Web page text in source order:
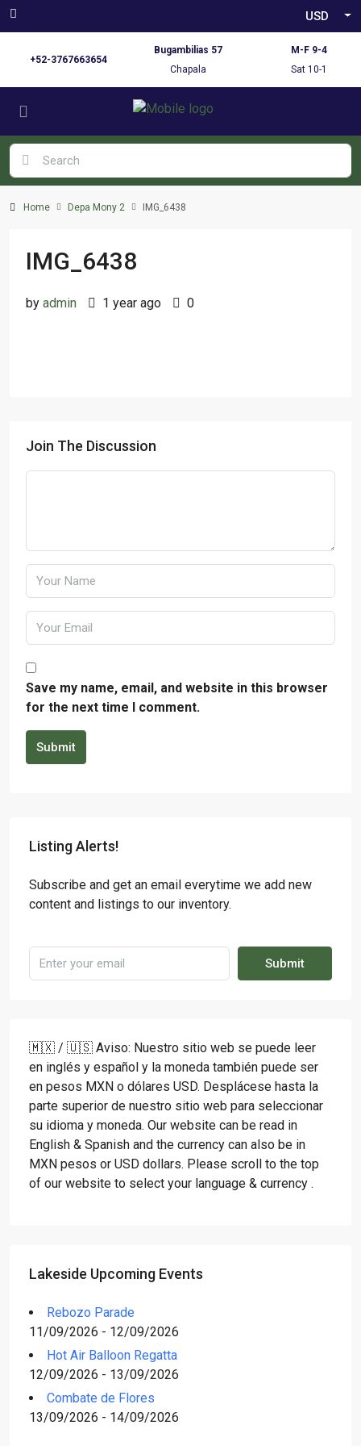
USD
+52-3767663654
Bugambilias 57
Chapala
M-F 9-4
Sat 10-1
Home Depa Mony 2 IMG_6438
IMG_6438
by admin 1 year ago 0
Join The Discussion
Save my name, email, and website in this browser
for the next time I comment.
Submit
Listing Alerts!
Subscribe and get an email everytime we add new
content and listings to our inventory.
Submit
🇲🇽 / 🇺🇸 Aviso: Nuestro sitio web se puede leer
en inglés y español y la moneda también puede ser
en pesos MXN o dólares USD. Desplácese hasta la
parte superior de nuestro sitio web para seleccionar
su idioma y moneda. Our website can be read in
English & Spanish and the currency can also be in
MXN pesos or USD dollars. Please scroll to the top
of our website to select your language & currency .
Lakeside Upcoming Events
Rebozo Parade
11/09/2026 - 12/09/2026
Hot Air Balloon Regatta
12/09/2026 - 13/09/2026
Combate de Flores
13/09/2026 - 14/09/2026